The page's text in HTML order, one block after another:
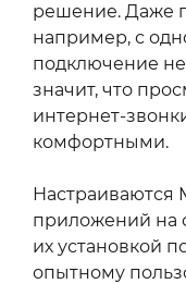
решение. Даже
например, с
подключение
значит, что
интернет-
комфортными.
Настраиваются
приложений на
их установкой
опытному